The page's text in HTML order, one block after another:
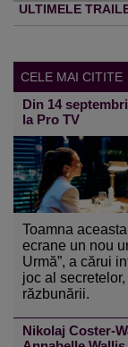
ULTIMELE
CELE MAI CITITE
Din 14
la Pro TV
Toamna
ecrane un nou
Urmă”, a cărui
joc al
răzbunării.
Nikolaj Coster-